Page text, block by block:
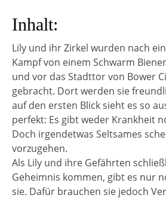
Inhalt:
Lily und ihr Zirkel wurden nach
Kampf von einem Schwarm
und vor das Stadttor von Bower
gebracht. Dort werden sie
auf den ersten Blick sieht es so
perfekt: Es gibt weder Krankheit
Doch irgendetwas Seltsames
vorzugehen.
Als Lily und ihre Gefährten
Geheimnis kommen, gibt es nur
sie. Dafür brauchen sie jedoch